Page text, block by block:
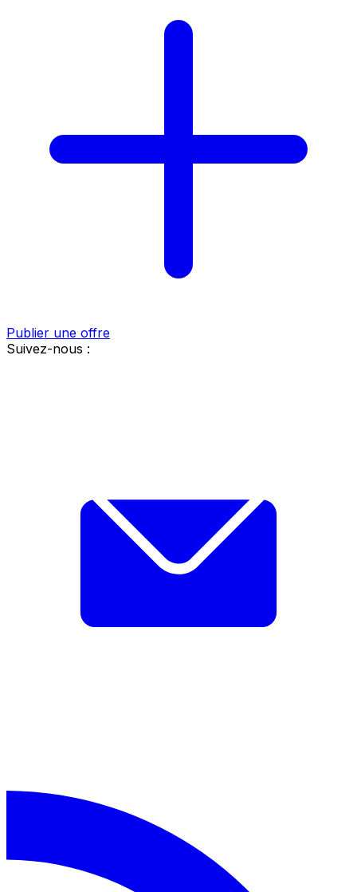
Publier une offre
Suivez-nous :